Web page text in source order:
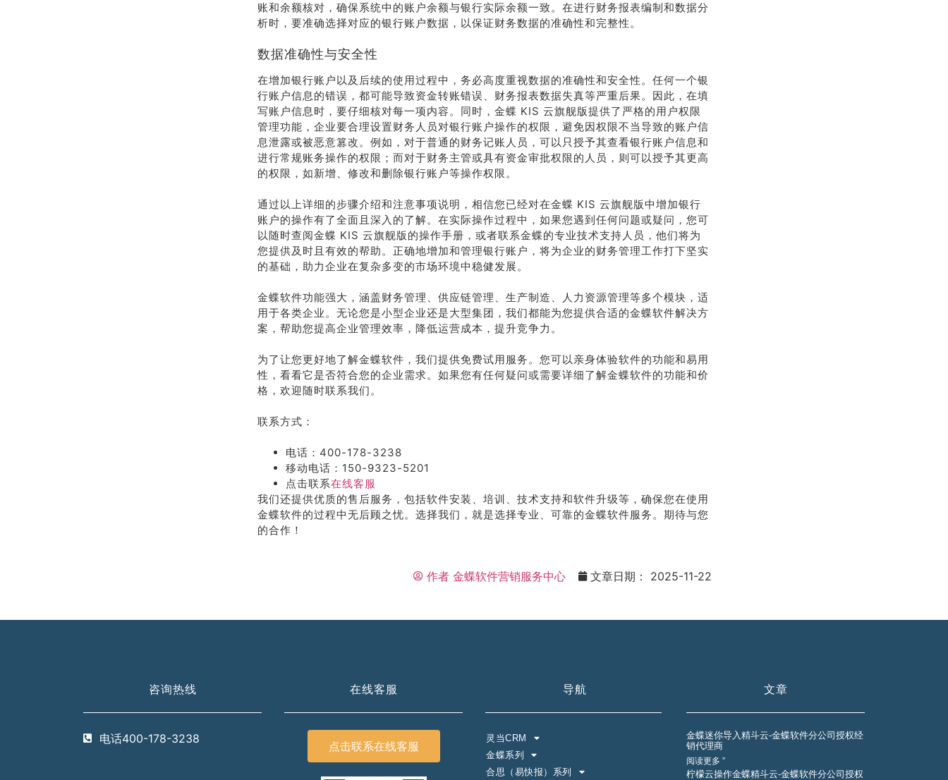
账和余额核对，确保系统中的账户余额与银行实际余额一致。在进行财务报表编制和数据分
析时，要准确选择对应的银行账户数据，以保证财务数据的准确性和完整性。
数据准确性与安全性
在增加银行账户以及后续的使用过程中，务必高度重视数据的准确性和安全性。任何一个银
行账户信息的错误，都可能导致资金转账错误、财务报表数据失真等严重后果。因此，在填
写账户信息时，要仔细核对每一项内容。同时，金蝶 KIS 云旗舰版提供了严格的用户权限
管理功能，企业要合理设置财务人员对银行账户操作的权限，避免因权限不当导致的账户信
息泄露或被恶意篡改。例如，对于普通的财务记账人员，可以只授予其查看银行账户信息和
进行常规账务操作的权限；而对于财务主管或具有资金审批权限的人员，则可以授予其更高
的权限，如新增、修改和删除银行账户等操作权限。
通过以上详细的步骤介绍和注意事项说明，相信您已经对在金蝶 KIS 云旗舰版中增加银行
账户的操作有了全面且深入的了解。在实际操作过程中，如果您遇到任何问题或疑问，您可
以随时查阅金蝶 KIS 云旗舰版的操作手册，或者联系金蝶的专业技术支持人员，他们将为
您提供及时且有效的帮助。正确地增加和管理银行账户，将为企业的财务管理工作打下坚实
的基础，助力企业在复杂多变的市场环境中稳健发展。
金蝶软件功能强大，涵盖财务管理、供应链管理、生产制造、人力资源管理等多个模块，适
用于各类企业。无论您是小型企业还是大型集团，我们都能为您提供合适的金蝶软件解决方
案，帮助您提高企业管理效率，降低运营成本，提升竞争力。
为了让您更好地了解金蝶软件，我们提供免费试用服务。您可以亲身体验软件的功能和易用
性，看看它是否符合您的企业需求。如果您有任何疑问或需要详细了解金蝶软件的功能和价
格，欢迎随时联系我们。
联系方式：
电话：400-178-3238
移动电话：150-9323-5201
点击联系在线客服
我们还提供优质的售后服务，包括软件安装、培训、技术支持和软件升级等，确保您在使用
金蝶软件的过程中无后顾之忧。选择我们，就是选择专业、可靠的金蝶软件服务。期待与您
的合作！
作者金蝶软件营销服务中心 文章日期： 2025-11-22
咨询热线
电话400-178-3238
在线客服
点击联系在线客服
导航
灵当CRM
金蝶系列
合思（易快报）系列
文章
金蝶迷你导入精斗云-金蝶软件分公司授权经
销代理商
阅读更多 ”
柠檬云操作金蝶精斗云-金蝶软件分公司授权